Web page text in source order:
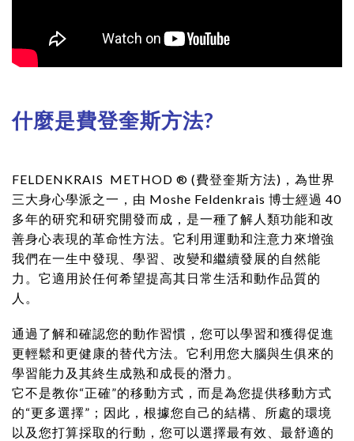
什麼是費登奎斯方法?
FELDENKRAIS METHOD ® (費登奎斯方法)，為世界
三大身心學派之一，由 Moshe Feldenkrais 博士經過 40
多年的研究和研究開發而成，是一種了解人類功能和改
善身心表現的革命性方法。它利用運動和注意力來增強
我們在一生中發現、學習、改變和繼續發展的自然能
力。它適用於任何希望提高其日常生活和動作品質的
人。
通過了解和確認您的動作習慣，您可以學習和獲得促進
更輕鬆和更健康的替代方法。它利用您大腦與生俱來的
學習能力及其終生成熟和成長的潛力。
它不是教你“正確”的移動方式，而是為您提供移動方式
的“更多選擇”；因此，根據您自己的結構、所處的環境
以及您打算採取的行動，您可以選擇最有效、最舒適的